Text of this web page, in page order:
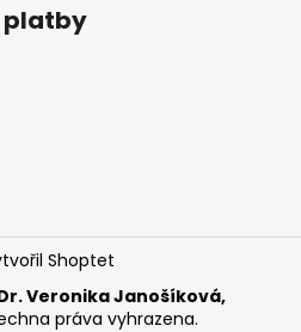
platby
Shoptet
Veronika Janošíková,
práva vyhrazena.